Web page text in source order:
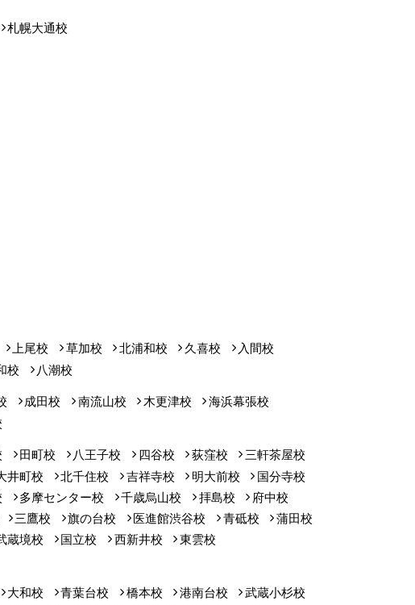
札幌大通校
上尾校 草加校 北浦和校 久喜校
入間校
校 八潮校
成田校 南流山校 木更津校
海浜幕張校
田町校 八王子校 四谷校 荻窪校
三軒茶屋校
井町校 北千住校 吉祥寺校 明大前校
国分寺校
多摩センター校 千歳烏山校 拝島校
府中校
三鷹校 旗の台校 医進館渋谷校 青砥校
蒲田校
蔵境校 国立校 西新井校
東雲校
大和校 青葉台校 橋本校 港南台校
武蔵小杉校